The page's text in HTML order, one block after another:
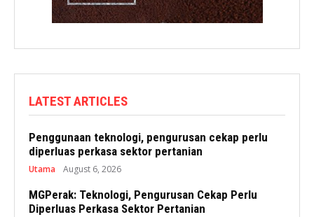
LATEST ARTICLES
Penggunaan teknologi, pengurusan cekap perlu
diperluas perkasa sektor pertanian
Utama August 6, 2026
MGPerak: Teknologi, Pengurusan Cekap Perlu
Diperluas Perkasa Sektor Pertanian